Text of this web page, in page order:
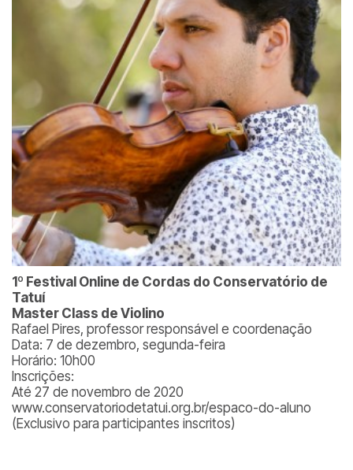
1º Festival Online de Cordas do Conservatório de
Tatuí
Master Class de Violino
Rafael Pires, professor responsável e coordenação
Data: 7 de dezembro, segunda-feira
Horário: 10h00
Inscrições:
Até 27 de novembro de 2020
www.conservatoriodetatui.org.br/espaco-do-aluno
(Exclusivo para participantes inscritos)